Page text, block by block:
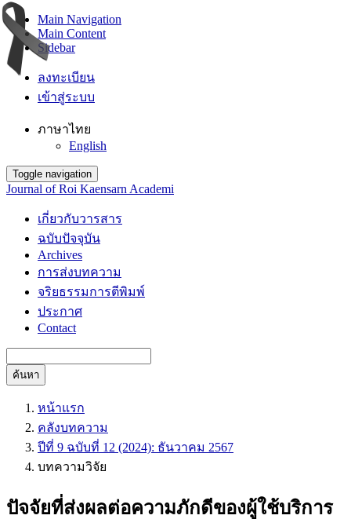
Main Navigation
Main Content
Sidebar
ลงทะเบียน
เข้าสู่ระบบ
ภาษาไทย
English
Toggle navigation
Journal of Roi Kaensarn Academi
เกี่ยวกับวารสาร
ฉบับปัจจุบัน
Archives
การส่งบทความ
จริยธรรมการตีพิมพ์
ประกาศ
Contact
ค้นหา
หน้าแรก
คลังบทความ
ปีที่ 9 ฉบับที่ 12 (2024): ธันวาคม 2567
บทความวิจัย
ปัจจัยที่ส่งผลต่อความภักดีของผู้ใช้บริการ